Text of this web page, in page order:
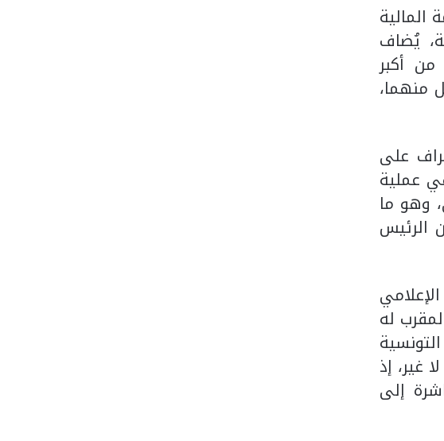
المالية
يُضاف
أكبر
منهما،
على
عملية
وهو ما
الرئيس
له
غير، إذ
إلى